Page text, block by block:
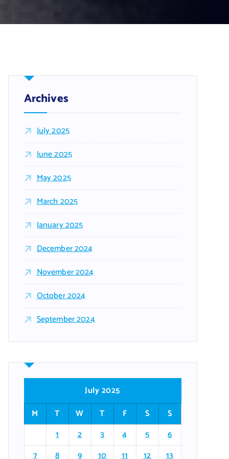
Archives
July 2025
June 2025
May 2025
March 2025
January 2025
December 2024
November 2024
October 2024
September 2024
July 2025
M
T W T F S
S
1
2 3 4 5
6
7
8 9 10 11 12
13